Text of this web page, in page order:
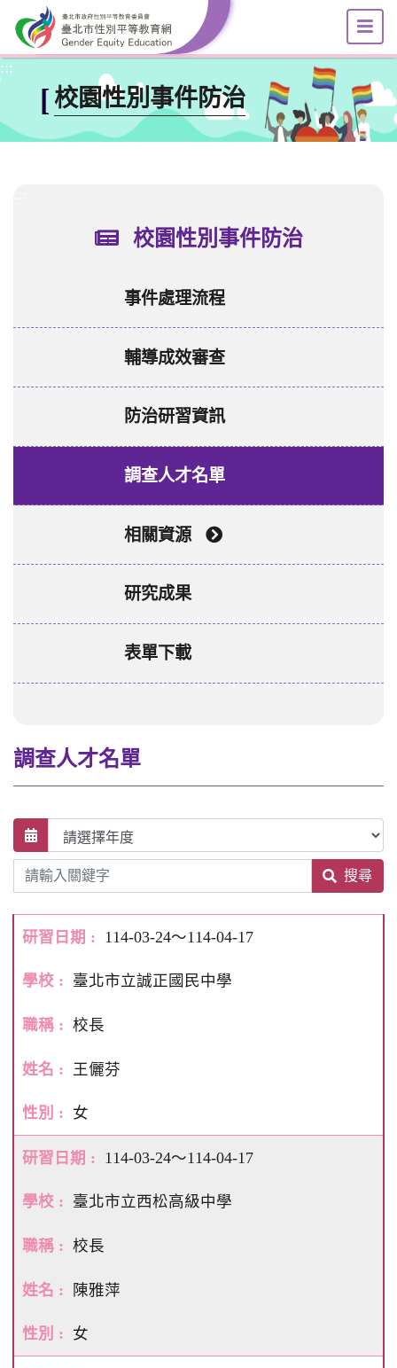
跳到主要內容區塊
:::
[ 校園性別事件防治
選
校園性別事件防治
事件處理流程
輔導成效審查
防治研習資訊
調查人才名單
相關資源
研究成果
表單下載
調查人才名單
搜尋
114-03-24～114-04-17
臺北市立誠正國民中學
校長
王儷芬
女
114-03-24～114-04-17
臺北市立西松高級中學
校長
陳雅萍
女